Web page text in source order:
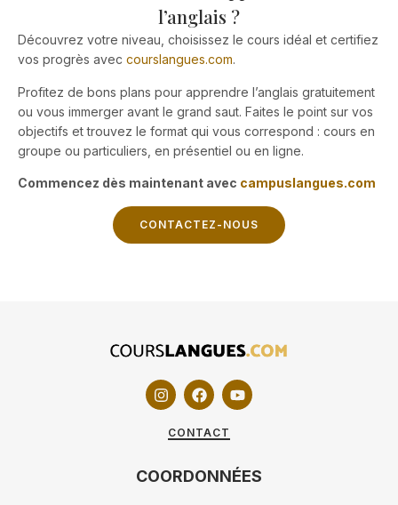
l’anglais ?
Découvrez votre niveau, choisissez le cours idéal et certifiez
vos progrès avec courslangues.com.
Profitez de bons plans pour apprendre l’anglais gratuitement
ou vous immerger avant le grand saut. Faites le point sur vos
objectifs et trouvez le format qui vous correspond : cours en
groupe ou particuliers, en présentiel ou en ligne.
Commencez dès maintenant avec campuslangues.com
CONTACTEZ-NOUS
CONTACT
COORDONNÉES